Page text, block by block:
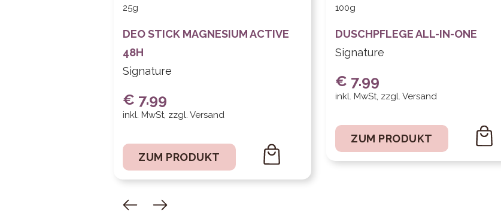
25g
DEO STICK MAGNESIUM ACTIVE
48H
Signature
€ 7.99
inkl. MwSt, zzgl. Versand
ZUM PRODUKT
100g
DUSCHPFLEGE ALL-IN-ONE
Signature
€ 7.99
inkl. MwSt, zzgl. Versand
ZUM PRODUKT